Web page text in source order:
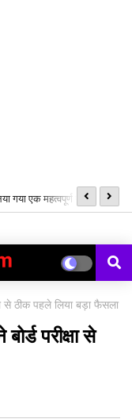
गया एक महत्वपूर्ण प्रशासनिक
से ठीक पहले लिया बड़ा फैसला
परीक्षा से